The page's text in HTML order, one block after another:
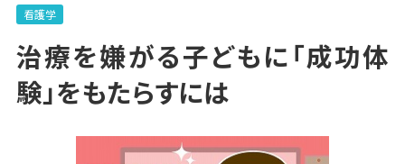
看護学
治療を嫌がる子どもに「成功体
験」をもたらすには